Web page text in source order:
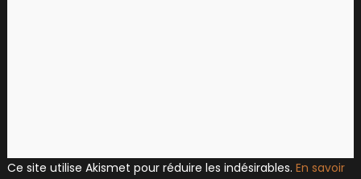
Ce site utilise Akismet pour réduire les indésirables. En savoir